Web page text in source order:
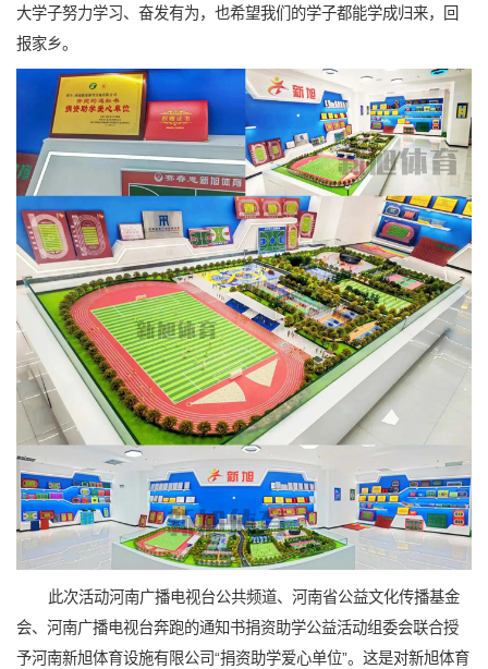
大学子努力学习、奋发有为，也希望我们的学子都能学成归来，回
报家乡。
此次活动河南广播电视台公共频道、河南省公益文化传播基金
会、河南广播电视台奔跑的通知书捐资助学公益活动组委会联合授
予河南新旭体育设施有限公司“捐资助学爱心单位”。这是对新旭体育